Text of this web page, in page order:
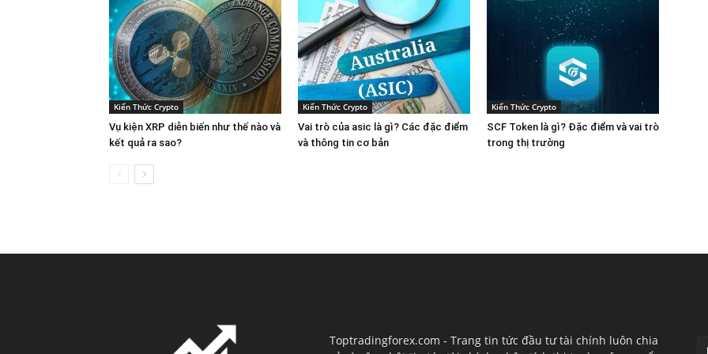
Kiến Thức Crypto
Vụ kiện XRP diễn biến như thế nào và
kết quả ra sao?
Kiến Thức Crypto
Vai trò của asic là gì? Các đặc điểm
và thông tin cơ bản
Kiến Thức Crypto
SCF Token là gì? Đặc điểm và vai trò
trong thị trường
Toptradingforex.com - Trang tin tức đầu tư tài chính luôn chia